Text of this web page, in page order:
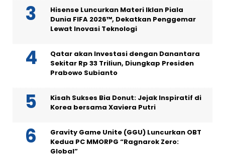
Hisense Luncurkan Materi Iklan Piala
Dunia FIFA 2026™, Dekatkan Penggemar
Lewat Inovasi Teknologi
Qatar akan Investasi dengan Danantara
Sekitar Rp 33 Triliun, Diungkap Presiden
Prabowo Subianto
Kisah Sukses Bia Donut: Jejak Inspiratif di
Korea bersama Xaviera Putri
Gravity Game Unite (GGU) Luncurkan OBT
Kedua PC MMORPG “Ragnarok Zero:
Global”